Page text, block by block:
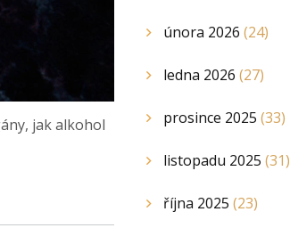
jak alkohol
února 2026 (24)
ledna 2026 (27)
prosince 2025 (33)
listopadu 2025 (31)
října 2025 (23)